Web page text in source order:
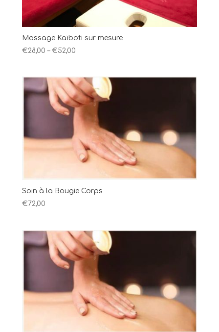
Massage Kaïboti sur mesure
€28,00 – €52,00
Soin à la Bougie Corps
€72,00